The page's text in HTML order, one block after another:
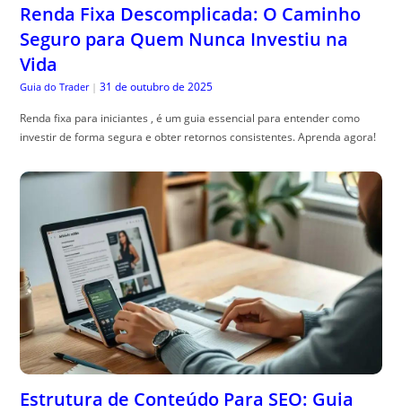
Renda Fixa Descomplicada: O Caminho
Seguro para Quem Nunca Investiu na
Vida
Guia do Trader | 31 de outubro de 2025
Renda fixa para iniciantes , é um guia essencial para entender como
investir de forma segura e obter retornos consistentes. Aprenda agora!
Estrutura de Conteúdo Para SEO: Guia